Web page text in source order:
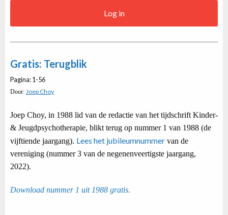
Log in
Gratis: Terugblik
Pagina: 1-56
Door: Joep Choy
Joep Choy, in 1988 lid van de redactie van het tijdschrift Kinder-
& Jeugdpsychotherapie, blikt terug op nummer 1 van 1988 (de
vijftiende jaargang). Lees het jubileumnummer van de
vereniging (nummer 3 van de negenenveertigste jaargang,
2022).
Download nummer 1 uit 1988 gratis.